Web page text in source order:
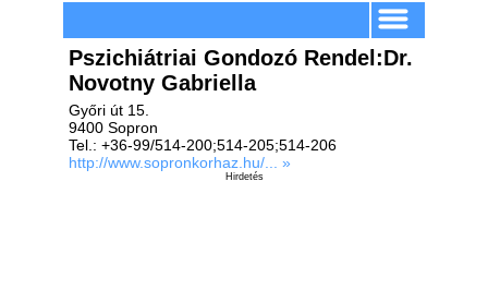
Pszichiátriai Gondozó Rendel:Dr.
Novotny Gabriella
Győri út 15.
9400 Sopron
Tel.: +36-99/514-200;514-205;514-206
http://www.sopronkorhaz.hu/... »
Hirdetés